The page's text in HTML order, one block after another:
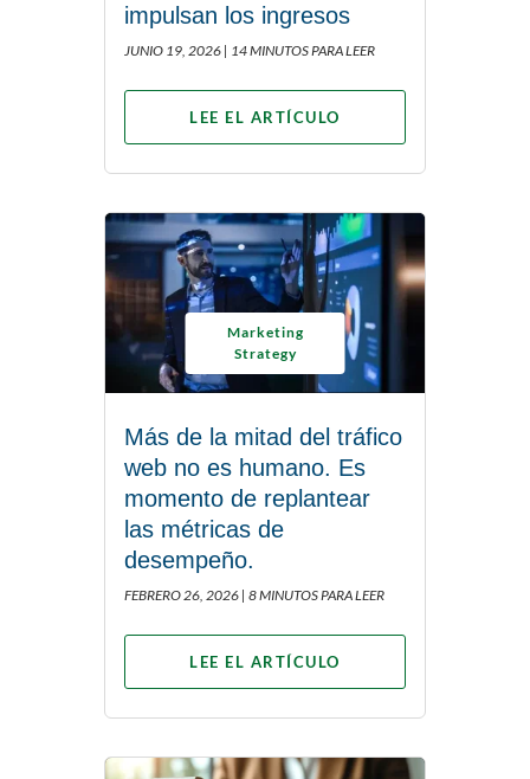
impulsan los ingresos
JUNIO 19, 2026 | 14 MINUTOS PARA LEER
LEE EL ARTÍCULO
Marketing
Strategy
Más de la mitad del tráfico
web no es humano. Es
momento de replantear
las métricas de
desempeño.
FEBRERO 26, 2026 | 8 MINUTOS PARA LEER
LEE EL ARTÍCULO